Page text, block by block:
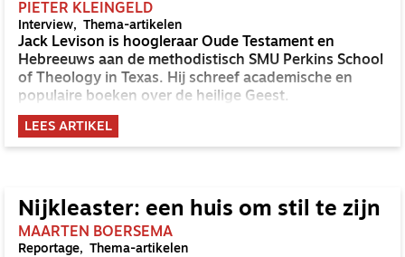
PIETER KLEINGELD
Interview Thema-artikelen
Jack Levison is hoogleraar Oude Testament en
Hebreeuws aan de methodistisch SMU Perkins School
of Theology in Texas. Hij schreef academische en
populaire boeken over de heilige Geest.
LEES ARTIKEL
Nijkleaster: een huis om stil te zijn
MAARTEN BOERSEMA
Reportage Thema-artikelen